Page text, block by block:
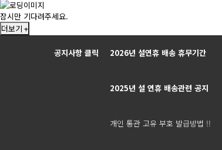
잠시만 기다려주세요.
더보기 +
공지사항 클릭 2026년 설연휴 배송 휴무기간
2025년 설 연휴 배송관련 공지
개인 통관 고유 부호 발급방법 !!